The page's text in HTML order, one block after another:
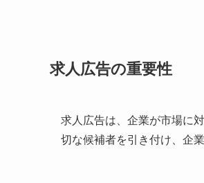
求人広告の重要性
求人広告は、企業が市場に
切な候補者を引き付け、企